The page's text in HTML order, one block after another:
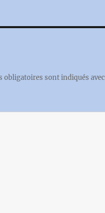
obligatoires sont indiqués avec